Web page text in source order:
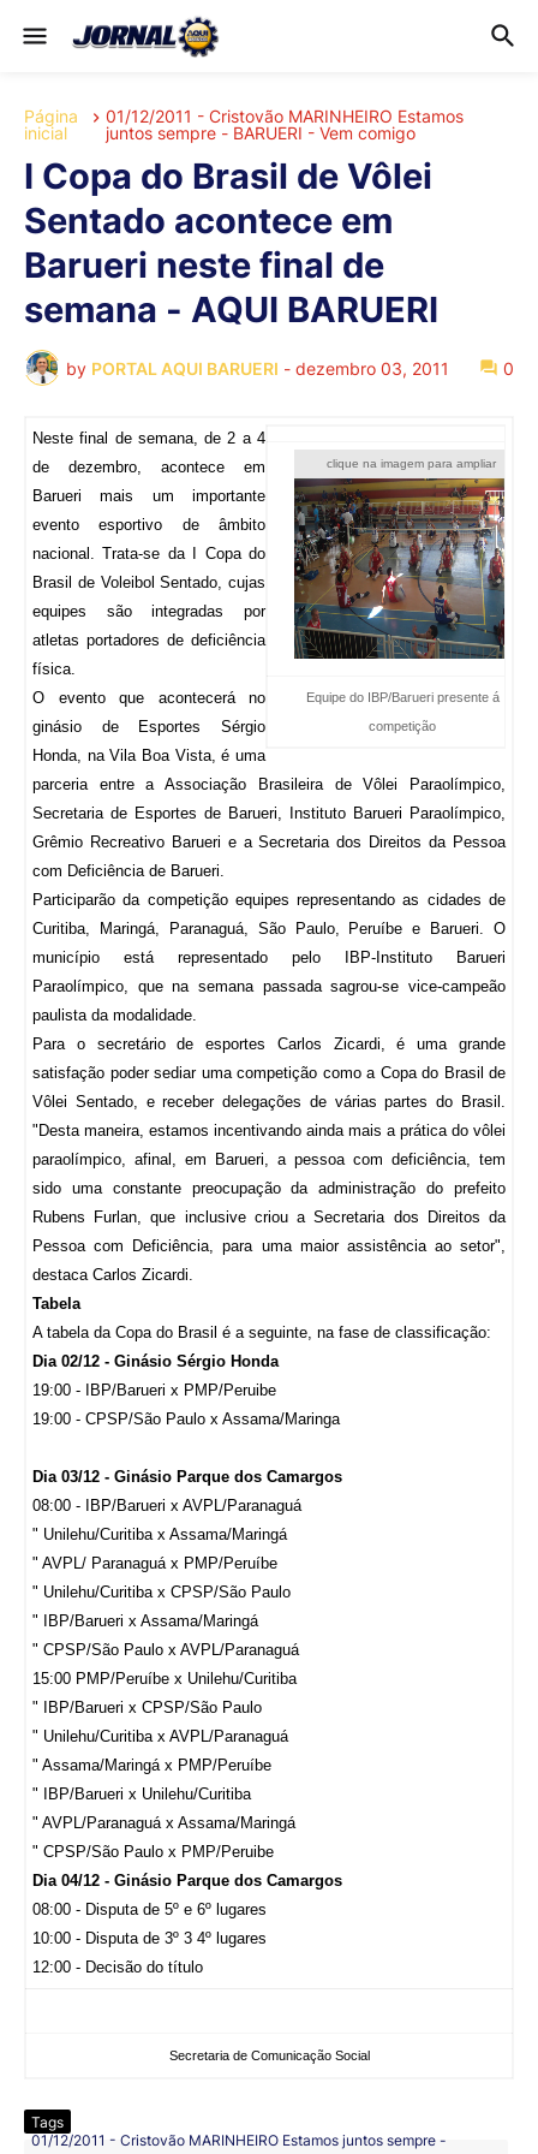
Página
inicial
01/12/2011 - Cristovão MARINHEIRO Estamos
juntos sempre - BARUERI - Vem comigo
I Copa do Brasil de Vôlei
Sentado acontece em
Barueri neste final de
semana - AQUI BARUERI
by PORTAL AQUI BARUERI - dezembro 03, 2011 0
clique na imagem para ampliar
Equipe do IBP/Barueri presente á
competição
Neste final de semana, de 2 a 4
de dezembro, acontece em
Barueri mais um importante
evento esportivo de âmbito
nacional. Trata-se da I Copa do
Brasil de Voleibol Sentado, cujas
equipes são integradas por
atletas portadores de deficiência
física.
O evento que acontecerá no
ginásio de Esportes Sérgio
Honda, na Vila Boa Vista, é uma
parceria entre a Associação Brasileira de Vôlei Paraolímpico,
Secretaria de Esportes de Barueri, Instituto Barueri Paraolímpico,
Grêmio Recreativo Barueri e a Secretaria dos Direitos da Pessoa
com Deficiência de Barueri.
Participarão da competição equipes representando as cidades de
Curitiba, Maringá, Paranaguá, São Paulo, Peruíbe e Barueri. O
município está representado pelo IBP-Instituto Barueri
Paraolímpico, que na semana passada sagrou-se vice-campeão
paulista da modalidade.
Para o secretário de esportes Carlos Zicardi, é uma grande
satisfação poder sediar uma competição como a Copa do Brasil de
Vôlei Sentado, e receber delegações de várias partes do Brasil.
"Desta maneira, estamos incentivando ainda mais a prática do vôlei
paraolímpico, afinal, em Barueri, a pessoa com deficiência, tem
sido uma constante preocupação da administração do prefeito
Rubens Furlan, que inclusive criou a Secretaria dos Direitos da
Pessoa com Deficiência, para uma maior assistência ao setor",
destaca Carlos Zicardi.
Tabela
A tabela da Copa do Brasil é a seguinte, na fase de classificação:
Dia 02/12 - Ginásio Sérgio Honda
19:00 - IBP/Barueri x PMP/Peruibe
19:00 - CPSP/São Paulo x Assama/Maringa
Dia 03/12 - Ginásio Parque dos Camargos
08:00 - IBP/Barueri x AVPL/Paranaguá
" Unilehu/Curitiba x Assama/Maringá
" AVPL/ Paranaguá x PMP/Peruíbe
" Unilehu/Curitiba x CPSP/São Paulo
" IBP/Barueri x Assama/Maringá
" CPSP/São Paulo x AVPL/Paranaguá
15:00 PMP/Peruíbe x Unilehu/Curitiba
" IBP/Barueri x CPSP/São Paulo
" Unilehu/Curitiba x AVPL/Paranaguá
" Assama/Maringá x PMP/Peruíbe
" IBP/Barueri x Unilehu/Curitiba
" AVPL/Paranaguá x Assama/Maringá
" CPSP/São Paulo x PMP/Peruibe
Dia 04/12 - Ginásio Parque dos Camargos
08:00 - Disputa de 5º e 6º lugares
10:00 - Disputa de 3º 3 4º lugares
12:00 - Decisão do título
Secretaria de Comunicação Social
Tags
01/12/2011 - Cristovão MARINHEIRO Estamos juntos sempre -